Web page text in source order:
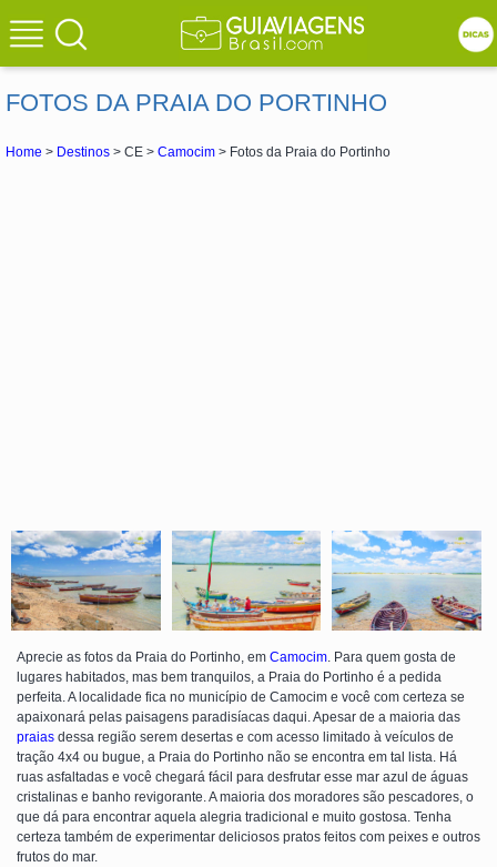
FOTOS DA PRAIA DO PORTINHO
Home > Destinos > CE > Camocim > Fotos da Praia do Portinho
Aprecie as fotos da Praia do Portinho, em Camocim . Para quem gosta de
lugares habitados, mas bem tranquilos, a Praia do Portinho é a pedida
perfeita. A localidade fica no município de Camocim e você com certeza se
apaixonará pelas paisagens paradisíacas daqui. Apesar de a maioria das
praias dessa região serem desertas e com acesso limitado à veículos de
tração 4x4 ou bugue, a Praia do Portinho não se encontra em tal lista. Há
ruas asfaltadas e você chegará fácil para desfrutar esse mar azul de águas
cristalinas e banho revigorante. A maioria dos moradores são pescadores, o
que dá para encontrar aquela alegria tradicional e muito gostosa. Tenha
certeza também de experimentar deliciosos pratos feitos com peixes e outros
frutos do mar.